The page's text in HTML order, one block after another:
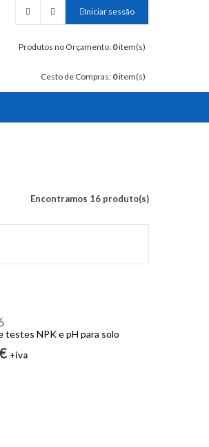
Iniciar sessão
Produtos no Orçamento: 0item(s)
Cesto de Compras: 0item(s)
Encontramos 16 produto(s)
testes NPK e pH para solo
+iva